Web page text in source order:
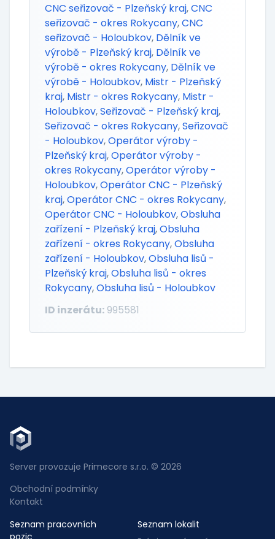
CNC seřizovač - Plzeňský kraj,CNC
seřizovač - okres Rokycany,CNC
seřizovač - Holoubkov, Dělník ve
výrobě - Plzeňský kraj, Dělník ve
výrobě - okres Rokycany, Dělník ve
výrobě - Holoubkov, Mistr - Plzeňský
kraj, Mistr - okres Rokycany, Mistr -
Holoubkov,Seřizovač - Plzeňský kraj,
Seřizovač - okres Rokycany,Seřizovač
- Holoubkov,Operátor výroby -
Plzeňský kraj,Operátor výroby -
okres Rokycany,Operátor výroby -
Holoubkov,Operátor CNC - Plzeňský
kraj,Operátor CNC - okres Rokycany,
Operátor CNC - Holoubkov,Obsluha
zařízení - Plzeňský kraj,Obsluha
zařízení - okres Rokycany,Obsluha
zařízení - Holoubkov,Obsluha lisů -
Plzeňský kraj,Obsluha lisů - okres
Rokycany,Obsluha lisů - Holoubkov
ID inzerátu: 995581
Server provozuje Primecore s.r.o. © 2026
Obchodní podmínky
Kontakt
Seznam pracovních
pozic
Seznam lokalit